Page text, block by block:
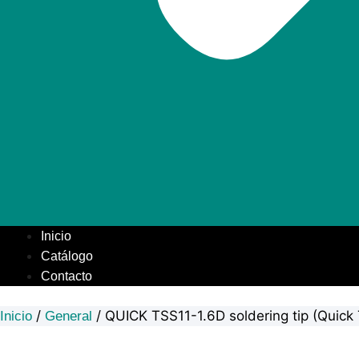
Inicio
Catálogo
Contacto
Inicio / General / QUICK TSS11-1.6D soldering tip (Quick